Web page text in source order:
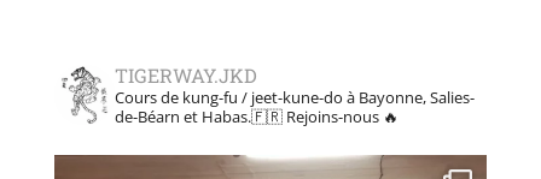
TIGERWAY.JKD
Cours de kung-fu / jeet-kune-do à Bayonne, Salies-
de-Béarn et Habas.🇫🇷 Rejoins-nous 🔥